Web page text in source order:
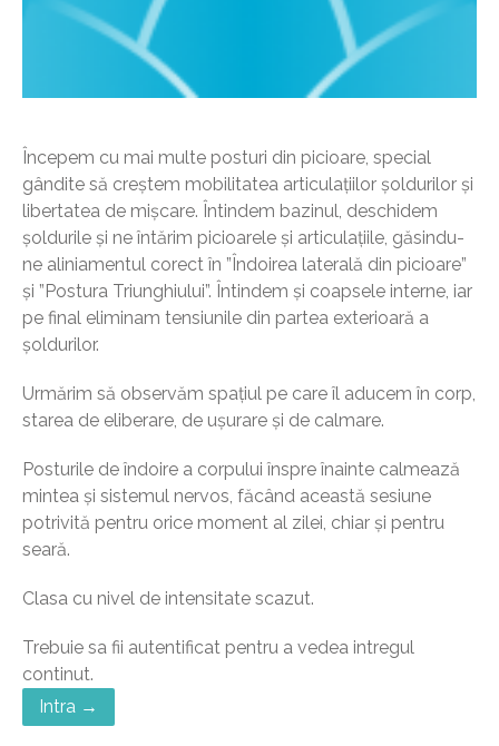
Începem cu mai multe posturi din picioare, special
gândite să creștem mobilitatea articulațiilor șoldurilor și
libertatea de mișcare. Întindem bazinul, deschidem
șoldurile și ne întărim picioarele și articulațiile, găsindu-
ne aliniamentul corect în ”Îndoirea laterală din picioare”
și ”Postura Triunghiului”. Întindem și coapsele interne, iar
pe final eliminam tensiunile din partea exterioară a
șoldurilor.
Urmărim să observăm spațiul pe care îl aducem în corp,
starea de eliberare, de ușurare și de calmare.
Posturile de îndoire a corpului înspre înainte calmează
mintea și sistemul nervos, făcând această sesiune
potrivită pentru orice moment al zilei, chiar și pentru
seară.
Clasa cu nivel de intensitate scazut.
Trebuie sa fii autentificat pentru a vedea intregul
continut.
Intra →